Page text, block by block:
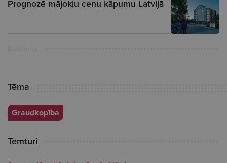
Prognozē mājokļu cenu kāpumu Latvijā
Tēma
Graudkopība
Tēmturi